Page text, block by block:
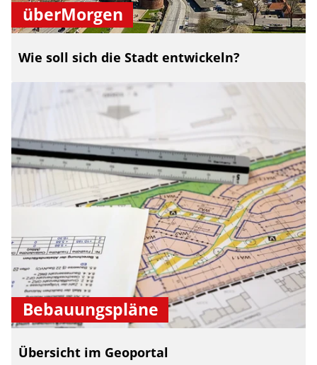
überMorgen
Wie soll sich die Stadt entwickeln?
Bebauungspläne
Übersicht im Geoportal